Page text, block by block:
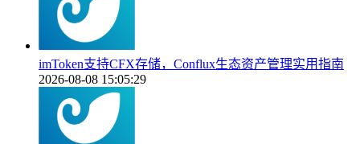
imToken支持CFX存储，Conflux生态资产管理实用指南
2026-08-08 15:05:29